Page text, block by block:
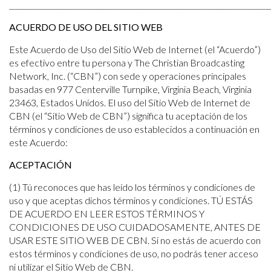
ACUERDO DE USO DEL SITIO WEB
Este Acuerdo de Uso del Sitio Web de Internet (el “Acuerdo”)
es efectivo entre tu persona y The Christian Broadcasting
Network, Inc. (“CBN”) con sede y operaciones principales
basadas en 977 Centerville Turnpike, Virginia Beach, Virginia
23463, Estados Unidos. El uso del Sitio Web de Internet de
CBN (el “Sitio Web de CBN”) significa tu aceptación de los
términos y condiciones de uso establecidos a continuación en
este Acuerdo:
ACEPTACIÓN
(1) Tú reconoces que has leído los términos y condiciones de
uso y que aceptas dichos términos y condiciones. TÚ ESTÁS
DE ACUERDO EN LEER ESTOS TÉRMINOS Y
CONDICIONES DE USO CUIDADOSAMENTE, ANTES DE
USAR ESTE SITIO WEB DE CBN. Si no estás de acuerdo con
estos términos y condiciones de uso, no podrás tener acceso
ni utilizar el Sitio Web de CBN.